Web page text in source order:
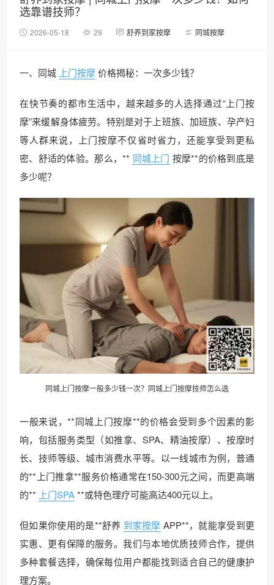
选靠谱技师？
2026-05-18 29 舒养到家按摩 同城按摩
一、同城 上门按摩价格揭秘：一次多少钱？
在快节奏的都市生活中，越来越多的人选择通过“上门按
摩”来缓解身体疲劳。特别是对于上班族、加班族、孕产妇
等人群来说，上门按摩不仅省时省力，还能享受到更私
密、舒适的体验。那么，** 同城上门 按摩**的价格到底是
多少呢？
同城上门按摩一般多少钱一次？同城上门按摩技师怎么选
一般来说，**同城上门按摩**的价格会受到多个因素的影
响，包括服务类型（如推拿、SPA、精油按摩）、按摩时
长、技师等级、城市消费水平等。以一线城市为例，普通
的**上门推拿**服务价格通常在150-300元之间，而更高端
的** 上门SPA**或特色理疗可能高达400元以上。
但如果你使用的是**舒养 到家按摩 APP**，就能享受到更
实惠、更有保障的服务。我们与本地优质技师合作，提供
多种套餐选择，确保每位用户都能找到适合自己的健康护
理方案。